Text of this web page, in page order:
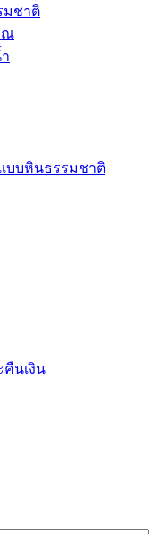
ชาติ
บบหินธรรมชาติ